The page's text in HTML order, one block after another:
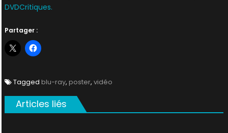
DVDCritiques.
Partager :
Tagged blu-ray, poster, vidéo
Articles liés